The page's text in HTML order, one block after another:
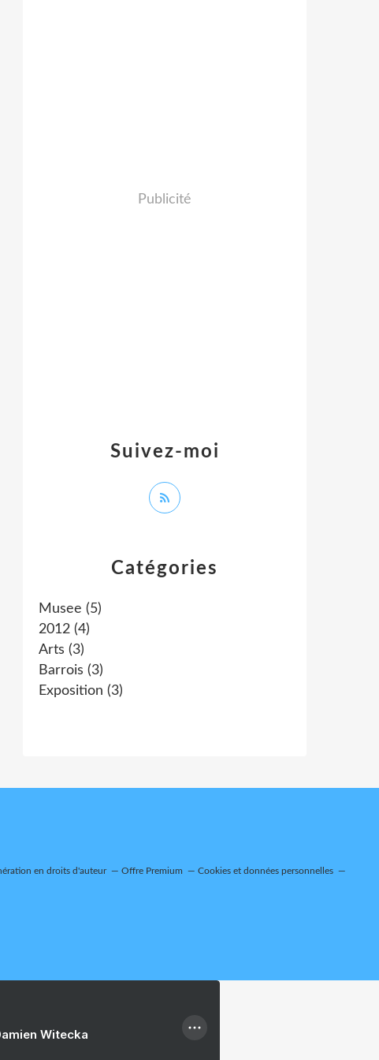
Catégories
Musee (5)
2012 (4)
Arts (3)
Barrois (3)
Exposition (3)
Suivez-moi
Publicité
en droits d'auteur Offre Premium Cookies et données personnelles
Witecka